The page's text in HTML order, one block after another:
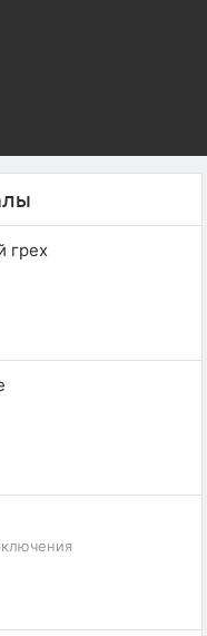
грех